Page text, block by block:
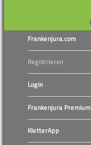
Frankenjura.com
Registrieren
Login
Frankenjura Premium
KletterApp